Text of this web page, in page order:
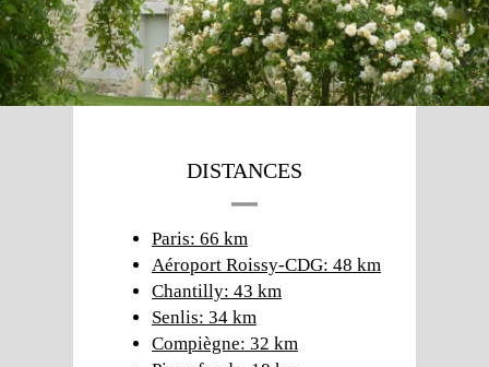
DISTANCES
Paris: 66 km
Aéroport Roissy-CDG: 48 km
Chantilly: 43 km
Senlis: 34 km
Compiègne: 32 km